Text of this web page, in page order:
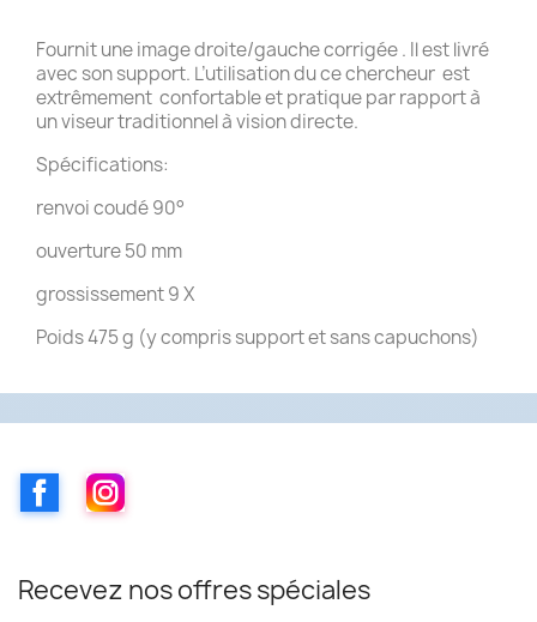
Fournit une image droite/gauche corrigée . Il est livré
avec son support. L’utilisation du ce chercheur est
extrêmement confortable et pratique par rapport à
un viseur traditionnel à vision directe.
Spécifications:
renvoi coudé 90°
ouverture 50 mm
grossissement 9 X
Poids 475 g (y compris support et sans capuchons)
FacebookInstagram
Recevez nos offres spéciales